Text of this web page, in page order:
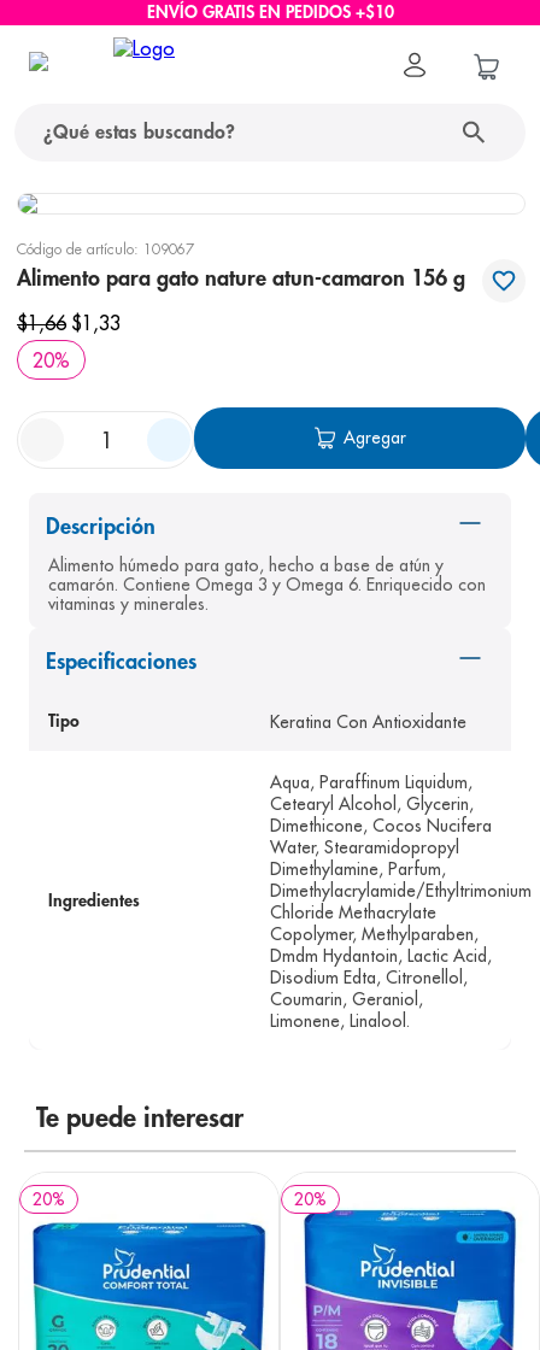
ENVÍO GRATIS EN PEDIDOS +$10
Código de artículo: 109067
Alimento para gato nature atun-camaron 156 g
$1,66 $1 ,33
20%
Agregar
Descripción
Alimento húmedo para gato, hecho a base de atún y
camarón. Contiene Omega 3 y Omega 6. Enriquecido con
vitaminas y minerales.
Especificaciones
Tipo Keratina Con Antioxidante
Ingredientes
Aqua, Paraffinum Liquidum,
Cetearyl Alcohol, Glycerin,
Dimethicone, Cocos Nucifera
Water, Stearamidopropyl
Dimethylamine, Parfum,
Dimethylacrylamide/Ethyltrimonium
Chloride Methacrylate
Copolymer, Methylparaben,
Dmdm Hydantoin, Lactic Acid,
Disodium Edta, Citronellol,
Coumarin, Geraniol,
Limonene, Linalool.
Te puede interesar
20% 20%
términos más buscados
1. protector solar
2. pañales
3. eucerin
nivea
7. shampoo
8. desodorante
9. pediasure
panolini